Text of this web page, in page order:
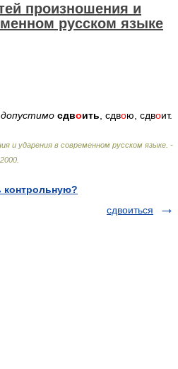
произношения и
русском языке
допустимо сдвоить , сдвою, сдвоит.
и ударения в современном русском языке. -
2000
сдвоиться